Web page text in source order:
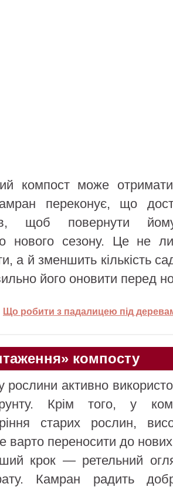
компост може
переконує, що
щоб повернути
нового сезону. Це не
а й зменшить кількість
його оновити перед
Що робити з падалицею під
компосту
рослини активно
Крім того, у
старих рослин,
варто переносити до
крок — ретельний
Камран радить